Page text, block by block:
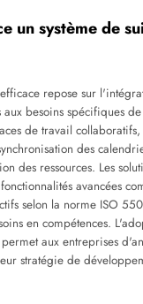
un système de
repose sur
besoins spécifiques
de travail
des
des ressources. Les
avancées
selon la norme ISO
en compétences.
aux entreprises
stratégie de